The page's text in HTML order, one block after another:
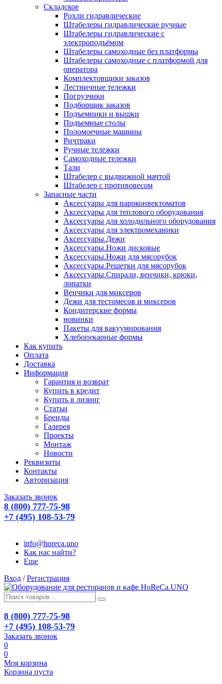
Складское
Рохли гидравлические
Штабелеры гидравлические ручные
Штабелеры гидравлические с
электроподъёмом
Штабелеры самоходные без платформы
Штабелеры самоходные с платформой для
оператора
Комплектовщики заказов
Лестничные тележки
Погрузчики
Подборщик заказов
Подъемники и вышки
Подъемные столы
Поломоечные машины
Ричтраки
Ручные тележки
Самоходные тележки
Тали
Штабелер с выдвижной мачтой
Штабелер с противовесом
Запасные части
Аксессуары для пароконвектоматов
Аксессуары для теплового оборудования
Аксессуары для холодильного оборудования
Аксессуары для электромеханики
Аксессуары.Дежи
Аксессуары.Ножи дисковые
Аксессуары.Ножи для мясорубок
Аксессуары.Решетки для мясорубок
Аксессуары.Спирали, венчики, крюки,
лопатки
Венчики для миксеров
Дежи для тестомесов и миксеров
Кондитерские формы
новинки
Пакеты для вакуумирования
Хлебопекарные формы
Как купить
Оплата
Доставка
Информация
Гарантия и возврат
Купить в кредит
Купить в лизинг
Статьи
Бренды
Галерея
Проекты
Монтаж
Новости
Реквизиты
Контакты
Авторизация
Заказать звонок
8 (800) 777-75-98
+7 (495) 108-53-79
info@horeca.uno
Как нас найти?
Еще
Вход / Регистрация
8 (800) 777-75-98
+7 (495) 108-53-79
Заказать звонок
0
0
Моя корзина
Корзина пуста